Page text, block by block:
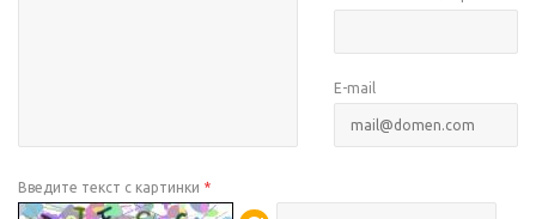
E-mail
Введите текст с картинки *